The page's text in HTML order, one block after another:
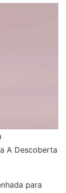
A Descoberta
para